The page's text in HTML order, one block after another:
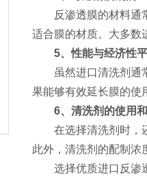
反渗透膜的材料通常
适合膜的材质。大多数
5、性能与经济性
虽然进口清洗剂通常
果能够有效延长膜的使
6、清洗剂的使用
在选择清洗剂时，还
此外，清洗剂的配制浓
选择优质进口反渗透